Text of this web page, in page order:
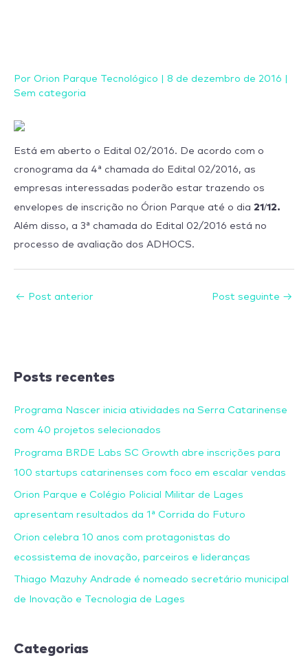
Por Orion Parque Tecnológico 8 de dezembro de 2016
Sem categoria
Está em aberto o Edital 02/2016. De acordo com o
cronograma da 4ª chamada do Edital 02/2016, as
empresas interessadas poderão estar trazendo os
envelopes de inscrição no Órion Parque até o dia 21/12.
Além disso, a 3ª chamada do Edital 02/2016 está no
processo de avaliação dos ADHOCS.
← Post anterior Post seguinte →
Posts recentes
Programa Nascer inicia atividades na Serra Catarinense
com 40 projetos selecionados
Programa BRDE Labs SC Growth abre inscrições para
100 startups catarinenses com foco em escalar vendas
Orion Parque e Colégio Policial Militar de Lages
apresentam resultados da 1ª Corrida do Futuro
Orion celebra 10 anos com protagonistas do
ecossistema de inovação, parceiros e lideranças
Thiago Mazuhy Andrade é nomeado secretário municipal
de Inovação e Tecnologia de Lages
Categorias